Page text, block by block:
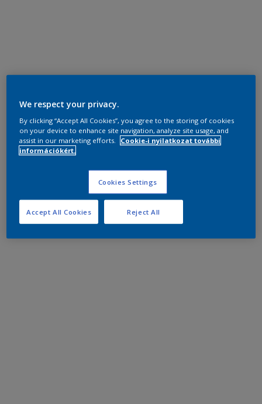
We respect your privacy.
By clicking “Accept All Cookies”, you agree to the storing of cookies
on your device to enhance site navigation, analyze site usage, and
assist in our marketing efforts.
Cookie-i nyilatkozat további
információkért.
Cookies Settings
Reject All
Accept All Cookies